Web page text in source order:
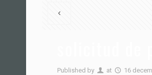
Published by at 16